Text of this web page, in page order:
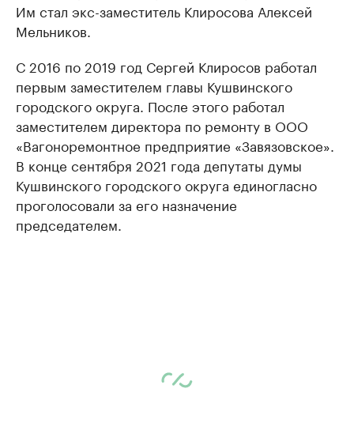
Им стал экс-заместитель Клиросова Алексей
Мельников.
С 2016 по 2019 год Сергей Клиросов работал
первым заместителем главы Кушвинского
городского округа. После этого работал
заместителем директора по ремонту в ООО
«Вагоноремонтное предприятие «Завязовское».
В конце сентября 2021 года депутаты думы
Кушвинского городского округа единогласно
проголосовали за его назначение
председателем.